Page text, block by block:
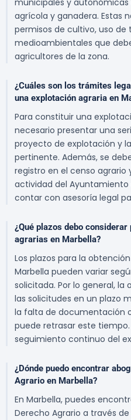
municipales y
agrícola y ganadera. Estas
permisos de cultivo, uso de
medioambientales que
agricultores de la zona.
¿Cuáles son los trámites
una explotación agraria en
Para constituir una
necesario presentar una
proyecto de explotación y
pertinente. Además, se
registro en el censo agrario
actividad del Ayuntamiento
contar con asesoría legal
¿Qué plazos debo
agrarias en Marbella?
Los plazos para la
Marbella pueden variar
solicitada. Por lo general,
las solicitudes en un plazo
la falta de documentación
puede retrasar este
seguimiento continuo del
¿Dónde puedo encontrar
Agrario en Marbella?
En Marbella, puedes
Derecho Agrario a través